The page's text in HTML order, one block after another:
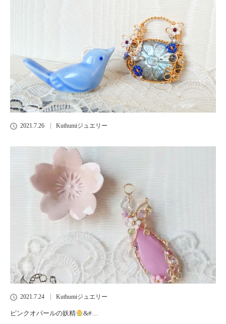
2021.7.26 Kuthumiジュエリー
2021.7.24 Kuthumiジュエリー
ピンクオパールの妖精 &#…